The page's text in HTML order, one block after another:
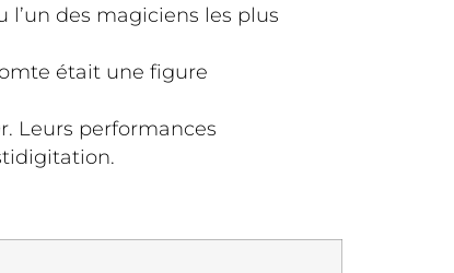
l’un des magiciens les plus
était une figure
Leurs performances